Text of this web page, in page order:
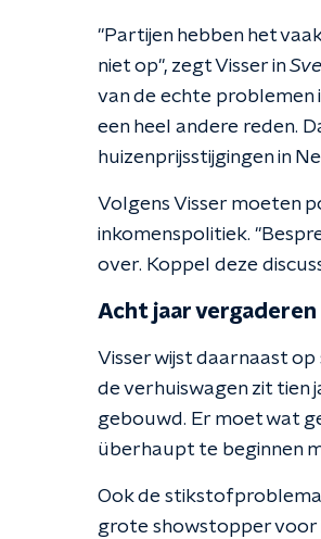
"Partijen hebben het
niet op", zegt Visser in
van de echte problemen
een heel andere reden.
huizenprijsstijgingen in
Volgens Visser moeten
inkomenspolitiek.
over. Koppel deze
Acht jaar vergaderen
Visser wijst daarnaast
de verhuiswagen zit tien
gebouwd. Er moet wat
überhaupt te beginnen
Ook de
grote showstopper voor